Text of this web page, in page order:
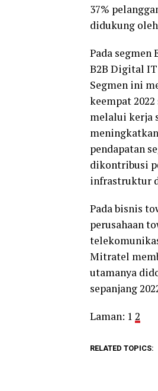
37%
didukung
Pada segmen
B2B Digital
Segmen ini
keempat
melalui kerja
pendapatan
dikontribusi
infrastruktur
Pada bisnis
perusahaan
Mitratel
utamanya
sepanjang
Laman: 1 2
RELATED TOPICS: